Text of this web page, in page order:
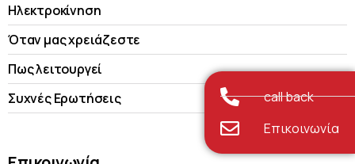
Ηλεκτροκίνηση
Όταν μας χρειάζεστε
Πως λειτουργεί
Συχνές Ερωτήσεις
call back
Επικοινωνία